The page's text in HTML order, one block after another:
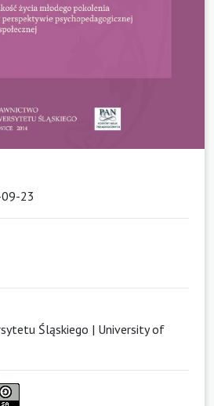
23
Śląskiego | University of